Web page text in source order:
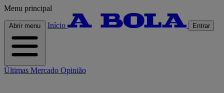
Menu principal
Abrir menu Início Entrar
Últimas Mercado Opinião